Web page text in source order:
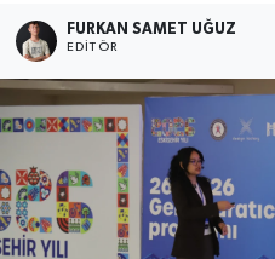
FURKAN SAMET UĞUZ
EDITÖR